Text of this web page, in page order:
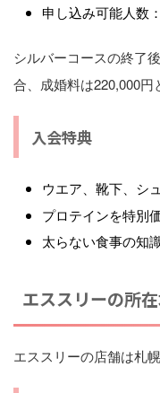
申し込み可能人数
シルバーコースの終了
合、成婚料は220,000円
入会特典
ウエア、靴下、シ
プロテインを特別
太らない食事の知
エススリーの所
エススリーの店舗は札